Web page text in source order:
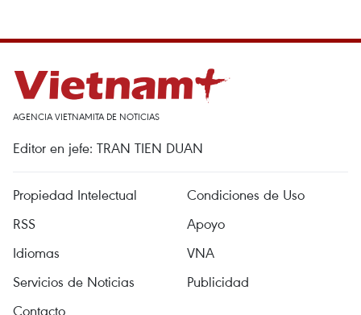
AGENCIA VIETNAMITA DE NOTICIAS
Editor en jefe: TRAN TIEN DUAN
Propiedad Intelectual
Condiciones de Uso
RSS
Apoyo
Idiomas
VNA
Servicios de Noticias
Publicidad
Contacto